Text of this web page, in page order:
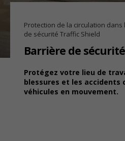
Protection de la circulation
de sécurité Traffic Shield
Barrière de
Protégez votre lieu de
blessures et les accidents
véhicules en mouvement.